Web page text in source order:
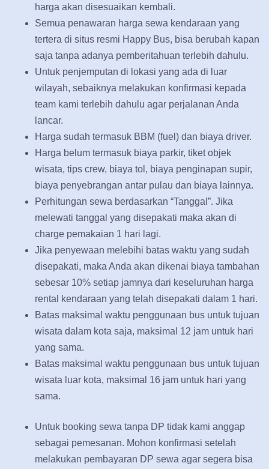
harga akan disesuaikan kembali.
Semua penawaran harga sewa kendaraan yang
tertera di situs resmi Happy Bus, bisa berubah kapan
saja tanpa adanya pemberitahuan terlebih dahulu.
Untuk penjemputan di lokasi yang ada di luar
wilayah, sebaiknya melakukan konfirmasi kepada
team kami terlebih dahulu agar perjalanan Anda
lancar.
Harga sudah termasuk BBM (fuel) dan biaya driver.
Harga belum termasuk biaya parkir, tiket objek
wisata, tips crew, biaya tol, biaya penginapan supir,
biaya penyebrangan antar pulau dan biaya lainnya.
Perhitungan sewa berdasarkan “Tanggal”. Jika
melewati tanggal yang disepakati maka akan di
charge pemakaian 1 hari lagi.
Jika penyewaan melebihi batas waktu yang sudah
disepakati, maka Anda akan dikenai biaya tambahan
sebesar 10% setiap jamnya dari keseluruhan harga
rental kendaraan yang telah disepakati dalam 1 hari.
Batas maksimal waktu penggunaan bus untuk tujuan
wisata dalam kota saja, maksimal 12 jam untuk hari
yang sama.
Batas maksimal waktu penggunaan bus untuk tujuan
wisata luar kota, maksimal 16 jam untuk hari yang
sama.
Untuk booking sewa tanpa DP tidak kami anggap
sebagai pemesanan. Mohon konfirmasi setelah
melakukan pembayaran DP sewa agar segera bisa